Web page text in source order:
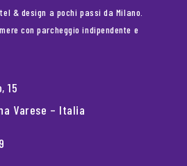
& design a pochi passi da Milano.
con parcheggio indipendente e
15
Varese – Italia